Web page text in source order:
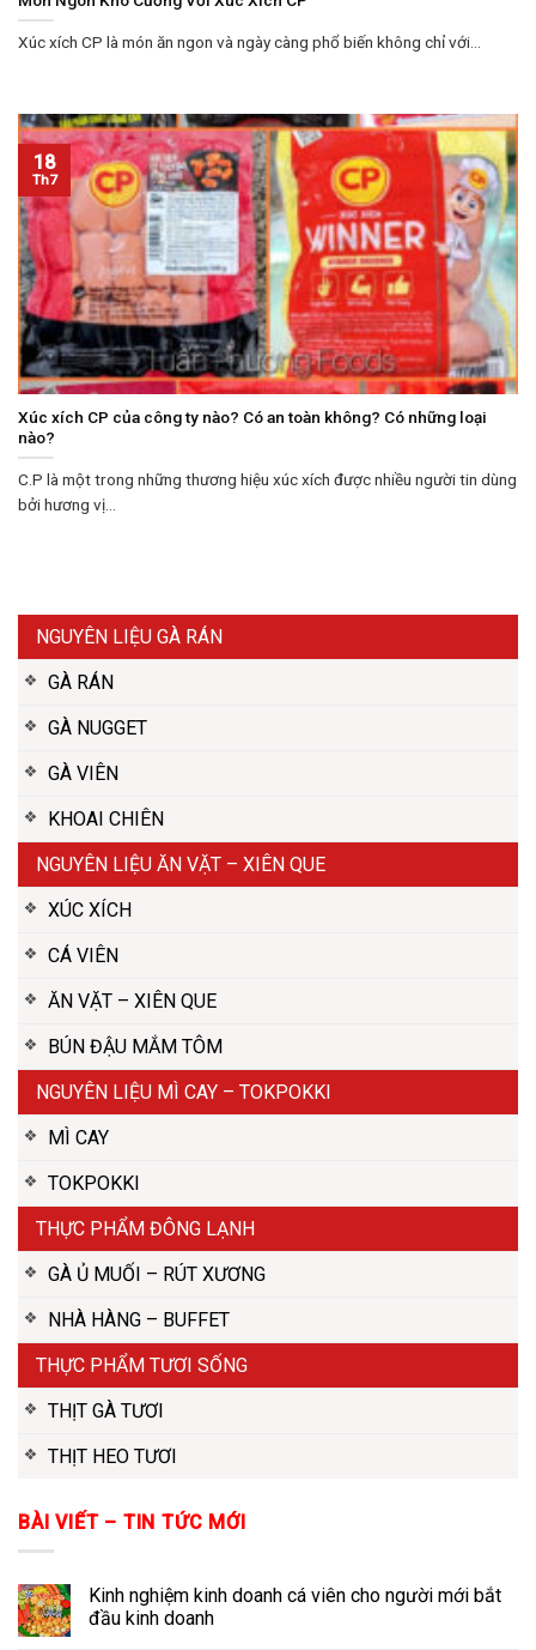
NGUYÊN LIỆU GÀ RÁN
GÀ RÁN
GÀ NUGGET
GÀ VIÊN
KHOAI CHIÊN
NGUYÊN LIỆU ĂN VẶT – XIÊN QUE
XÚC XÍCH
CÁ VIÊN
ĂN VẶT – XIÊN QUE
BÚN ĐẬU MẮM TÔM
NGUYÊN LIỆU MÌ CAY – TOKPOKKI
MÌ CAY
TOKPOKKI
THỰC PHẨM ĐÔNG LẠNH
GÀ Ủ MUỐI – RÚT XƯƠNG
NHÀ HÀNG – BUFFET
THỰC PHẨM TƯƠI SỐNG
THỊT GÀ TƯƠI
THỊT HEO TƯƠI
BÀI VIẾT – TIN TỨC MỚI
Kinh nghiệm kinh doanh cá viên cho người mới bắt
đầu kinh doanh
Xúc xích CP là món ăn ngon và ngày càng phổ biến không chỉ với...
Xúc xích CP của công ty nào? Có an toàn không? Có những loại
nào?
C.P là một trong những thương hiệu xúc xích được nhiều người tin dùng
bởi hương vị...
18
Th7